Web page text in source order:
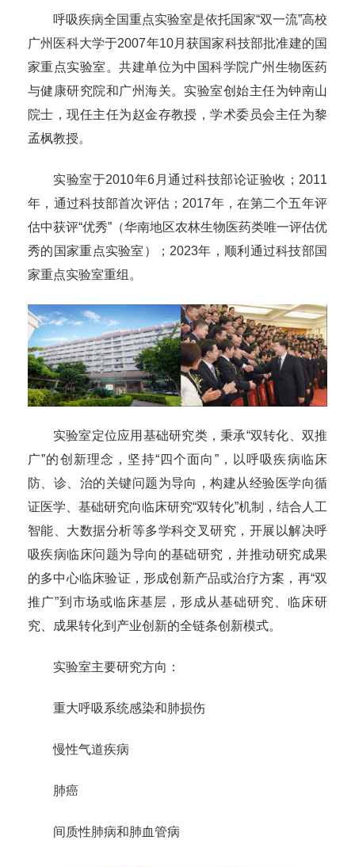
呼吸疾病全国重点实验室是依托国家“双一流”高校
广州医科大学于2007年10月获国家科技部批准建的国
家重点实验室。共建单位为中国科学院广州生物医药
与健康研究院和广州海关。实验室创始主任为钟南山
院士，现任主任为赵金存教授，学术委员会主任为黎
孟枫教授。
实验室于2010年6月通过科技部论证验收；2011
年，通过科技部首次评估；2017年，在第二个五年评
估中获评“优秀”（华南地区农林生物医药类唯一评估优
秀的国家重点实验室）；2023年，顺利通过科技部国
家重点实验室重组。
实验室定位应用基础研究类，秉承“双转化、双推
广”的创新理念，坚持“四个面向”，以呼吸疾病临床
防、诊、治的关键问题为导向，构建从经验医学向循
证医学、基础研究向临床研究“双转化”机制，结合人工
智能、大数据分析等多学科交叉研究，开展以解决呼
吸疾病临床问题为导向的基础研究，并推动研究成果
的多中心临床验证，形成创新产品或治疗方案，再“双
推广”到市场或临床基层，形成从基础研究、临床研
究、成果转化到产业创新的全链条创新模式。
实验室主要研究方向：
重大呼吸系统感染和肺损伤
慢性气道疾病
肺癌
间质性肺病和肺血管病